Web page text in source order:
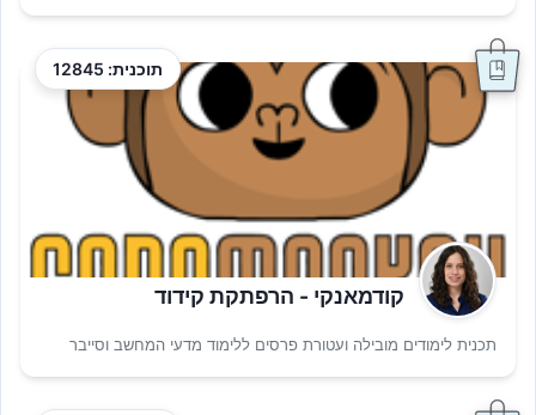
תוכנית: 12845
קודמאנקי - הרפתקת קידוד
תכנית לימודים מובילה ועטורת פרסים ללימוד מדעי המחשב וסייבר